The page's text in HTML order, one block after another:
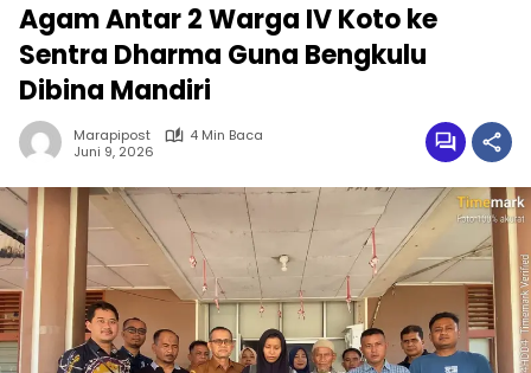
Agam Antar 2 Warga IV Koto ke
Sentra Dharma Guna Bengkulu
Dibina Mandiri
Marapipost
4 Min Baca
Juni 9, 2026